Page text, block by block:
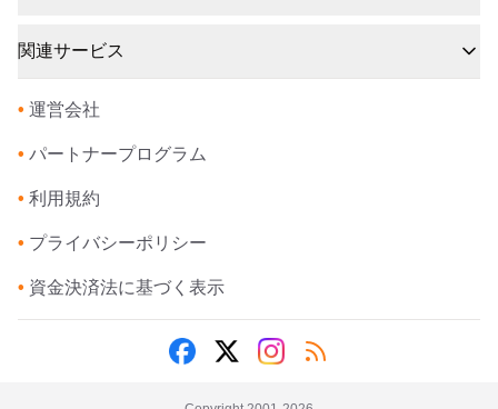
関連サービス
• 運営会社
• パートナープログラム
• 利用規約
• プライバシーポリシー
• 資金決済法に基づく表示